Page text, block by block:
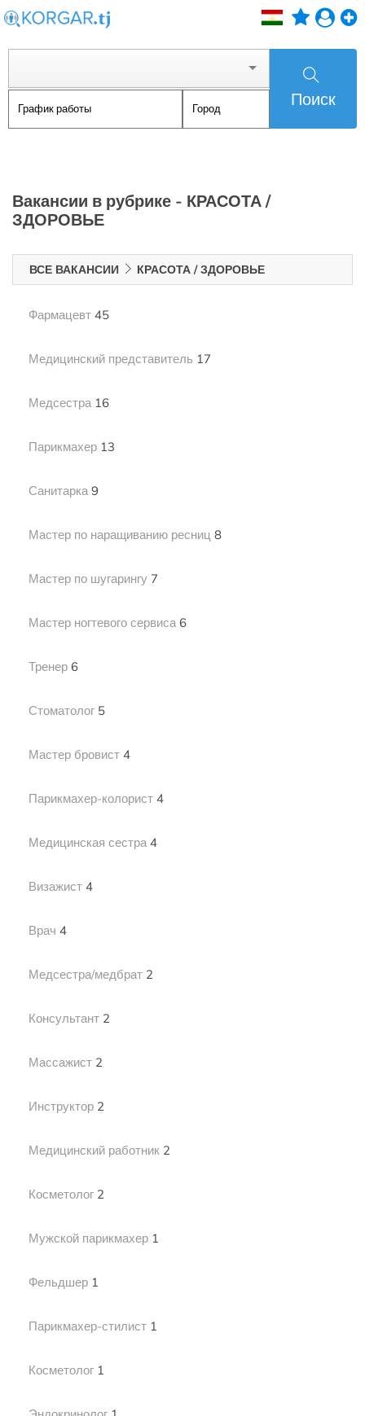
Поиск
Вакансии в рубрике - КРАСОТА /
ЗДОРОВЬЕ
ВСЕ ВАКАНСИИ КРАСОТА / ЗДОРОВЬЕ
Фармацевт 45
Медицинский представитель 17
Медсестра 16
Парикмахер 13
Санитарка9
Мастер по наращиванию ресниц 8
Мастер по шугарингу 7
Мастер ногтевого сервиса6
Тренер 6
Стоматолог 5
Мастер бровист 4
Парикмахер-колорист 4
Медицинская сестра4
Визажист 4
Врач 4
Медсестра/медбрат 2
Консультант 2
Массажист 2
Инструктор 2
Медицинский работник 2
Косметолог 2
Мужской парикмахер 1
Фельдшер 1
Парикмахер-стилист 1
Косметолог 1